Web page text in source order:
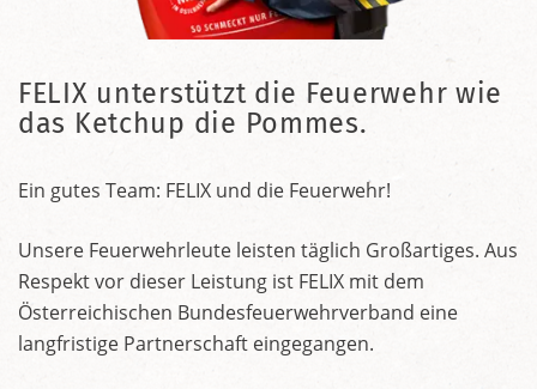
FELIX unterstützt die Feuerwehr wie
das Ketchup die Pommes.
Ein gutes Team: FELIX und die Feuerwehr!
Unsere Feuerwehrleute leisten täglich Großartiges. Aus
Respekt vor dieser Leistung ist FELIX mit dem
Österreichischen Bundesfeuerwehrverband eine
langfristige Partnerschaft eingegangen.